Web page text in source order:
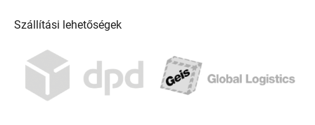
Szállítási lehetőségek